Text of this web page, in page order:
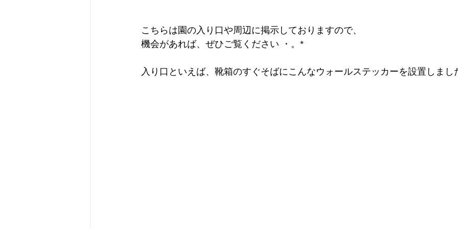
こちらは園の入り口や周辺に掲示しておりますので、
機会があれば、ぜひご覧ください ・。*
入り口といえば、靴箱のすぐそばにこんなウォールステッカーを設置しまし